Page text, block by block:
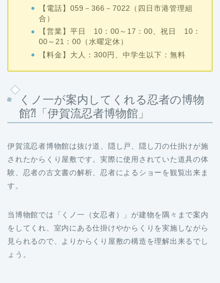
【電話】059－366－7022（四日市港管理組
合）
【営業】平日 10：00～17：00、祝日 10：
00～21：00（水曜定休）
【料金】大人：300円、中学生以下：無料
くノ一が案内してくれる忍者の博物
館⁈「伊賀流忍者博物館」
伊賀流忍者博物館は抜け道、隠し戸、隠し刀の仕掛けが施
されたからくり屋敷です。実際に使用されていた道具の体
験、忍者の古文書の解析、忍者によるショーを観覧出来ま
す。
当博物館では「くノ一（女忍者）」が建物を隅々まで案内
をしてくれ、室内にある仕掛けやからくりを実施しながら
見られるので、よりからくり屋敷の構造を理解出来るでし
ょう。